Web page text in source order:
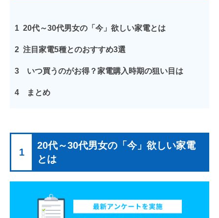
1 20代～30代男女の「今」欲しい家電とは
2 注目家電5種とのおすすめ3選
3 いつ買うのがお得？家電購入時期の狙い目は
4 まとめ
1
20代～30代男女の「今」欲しい家電
とは